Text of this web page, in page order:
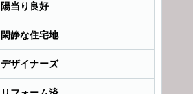
陽当り良好
閑静な住宅地
デザイナーズ